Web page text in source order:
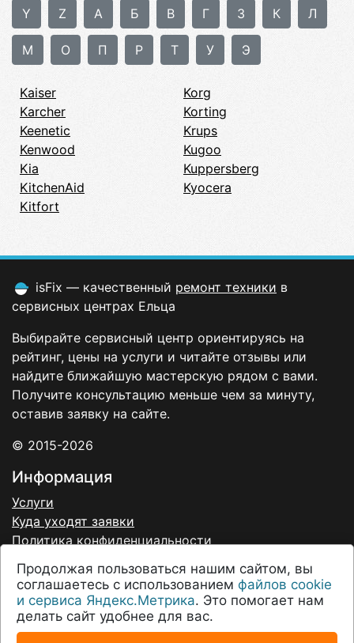
Y Z А Б В Г З К Л
М О П Р Т У Э
Kaiser
Karcher
Keenetic
Kenwood
Kia
KitchenAid
Kitfort
Korg
Korting
Krups
Kugoo
Kuppersberg
Kyocera
isFix — качественный ремонт техники в
сервисных центрах Ельца
Выбирайте сервисный центр ориентируясь на
рейтинг, цены на услуги и читайте отзывы или
найдите ближайшую мастерскую рядом с вами.
Получите консультацию меньше чем за минуту,
оставив заявку на сайте.
© 2015-2026
Информация
Услуги
Куда уходят заявки
Политика конфиденциальности
Договор-оферта
Согласие на обработку персональных данных
О нас
Соглашение
Продолжая пользоваться нашим сайтом, вы
соглашаетесь с использованием файлов cookie
и сервиса Яндекс.Метрика. Это помогает нам
делать сайт удобнее для вас.